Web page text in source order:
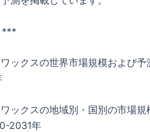
***
ックスの世界市場規模および
ックスの地域別・国別の市場
2031年